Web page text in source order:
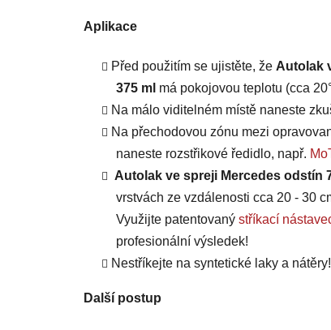
Aplikace
Před použitím se ujistěte, že Autolak
375 ml má pokojovou teplotu (cca
Na málo viditelném místě naneste
Na přechodovou zónu mezi
naneste rozstřikové ředidlo, např.
Autolak ve spreji Mercedes odstín
vrstvách ze vzdálenosti cca 20 - 30
Využijte patentovaný stříkací
profesionální výsledek!
Nestříkejte na syntetické laky a nátěry!
Další postup